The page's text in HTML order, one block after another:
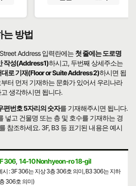
는 방법
Address 입력란에는 첫 줄에는 도로명
작성(Address1)하시고, 두번째 상세주소는
대로 기재(Floor or Suite Address2)하시면 됩
터 먼저 기재하는 문화가 있어서 우리나라
생각하시면 됩니다.
편번호 5자리의 숫자를 기재해주시면 됩니다.
넣고 건물명 또는 층 및 호수를 기재하는 경
참조하세요. 3F, B3 등 표기된 내용은 예시
306, 14-10 Nonhyeon-ro 18-gil
시 : 3F 306는 지상 3층 306호 의미, B3 306는 지하
306호 의미)